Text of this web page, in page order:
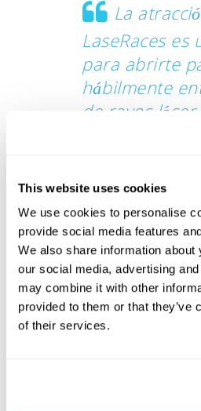
This website uses cookies
We use cookies to personalise
provide social media features
We also share information
our social media, advertising
may combine it with other
provided to them or that they’ve
of their services.
La
LaseRaces es
para abrirte
hábilmente
de rayos
En cuanto cruzasel
tienes que pulsar el
finalizar el desafío y
tiempo/resultado.